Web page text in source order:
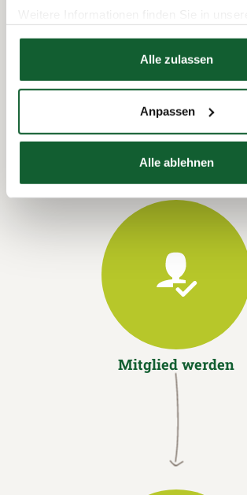
Datenschutzerklärung
Alle zulassen
Anpassen
Alle ablehnen
Mitglied werden